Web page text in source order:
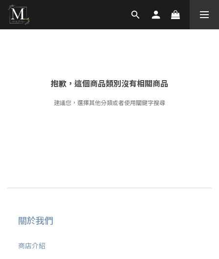
抱歉，這個商品類別沒有相關商品
建議您，選擇其他分類或者使用關鍵字搜尋
關於我們
商店介紹